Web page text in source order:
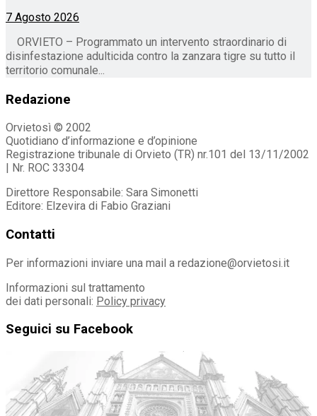
7 Agosto 2026
ORVIETO – Programmato un intervento straordinario di
disinfestazione adulticida contro la zanzara tigre su tutto il
territorio comunale...
Redazione
Orvietosì © 2002
Quotidiano d’informazione e d’opinione
Registrazione tribunale di Orvieto (TR) nr.101 del 13/11/2002
| Nr. ROC 33304
Direttore Responsabile: Sara Simonetti
Editore: Elzevira di Fabio Graziani
Contatti
Per informazioni inviare una mail a redazione@orvietosi.it
Informazioni sul trattamento
dei dati personali: Policy privacy
Seguici su Facebook